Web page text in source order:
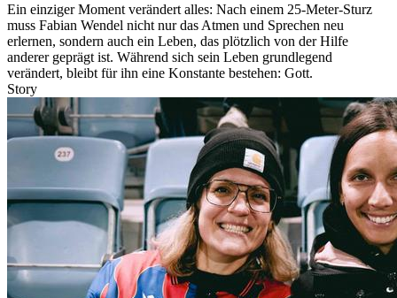
Ein einziger Moment verändert alles: Nach einem 25-Meter-Sturz
muss Fabian Wendel nicht nur das Atmen und Sprechen neu
erlernen, sondern auch ein Leben, das plötzlich von der Hilfe
anderer geprägt ist. Während sich sein Leben grundlegend
verändert, bleibt für ihn eine Konstante bestehen: Gott.
Story